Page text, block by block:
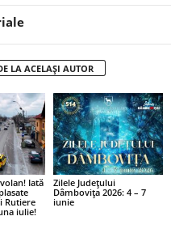
LA ACELAȘI AUTOR
Iată
Rutiere
iulie!
Zilele Județului
Dâmbovița 2026: 4 – 7
iunie